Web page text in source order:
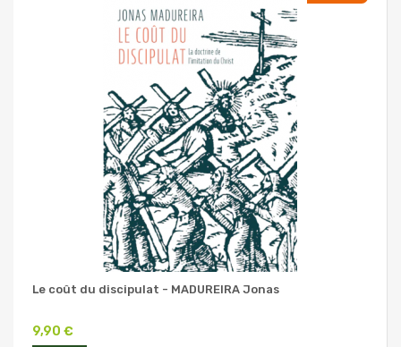
Le coût du discipulat - MADUREIRA Jonas
9,90 €